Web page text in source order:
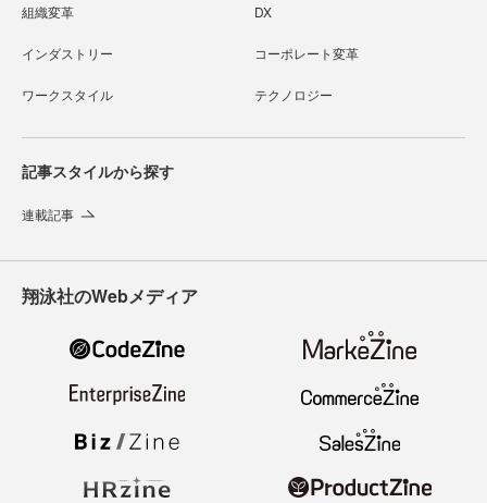
組織変革 DX
インダストリー コーポレート変革
ワークスタイル テクノロジー
記事スタイルから探す
連載記事
翔泳社のWebメディア